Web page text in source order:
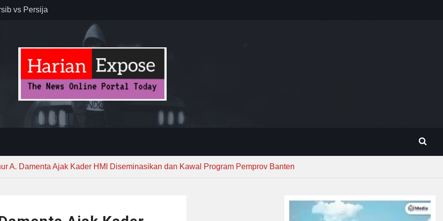
vs Persija
– Banjar
MUI ke
A. Damenta Ajak Kader HMI Diseminasikan dan Kawal Program Pemprov Banten